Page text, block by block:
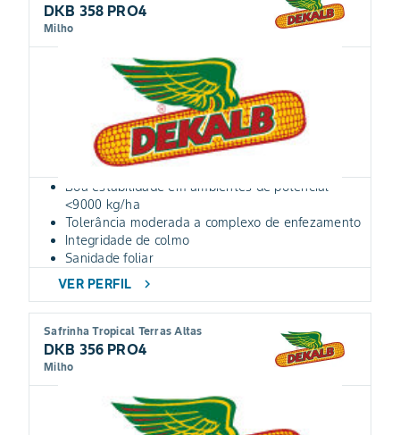
DKB 358 PRO4
Milho
Boa estabilidade em ambientes de potencial
<9000 kg/ha
Tolerância moderada a complexo de enfezamento
Integridade de colmo
Sanidade foliar
VER PERFIL
chevron_right
Safrinha Tropical Terras Altas
DKB 356 PRO4
Milho